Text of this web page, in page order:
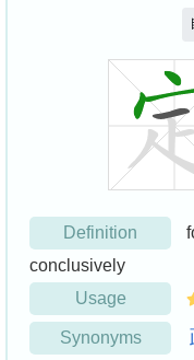
Definition
conclusively
Usage
Synonyms